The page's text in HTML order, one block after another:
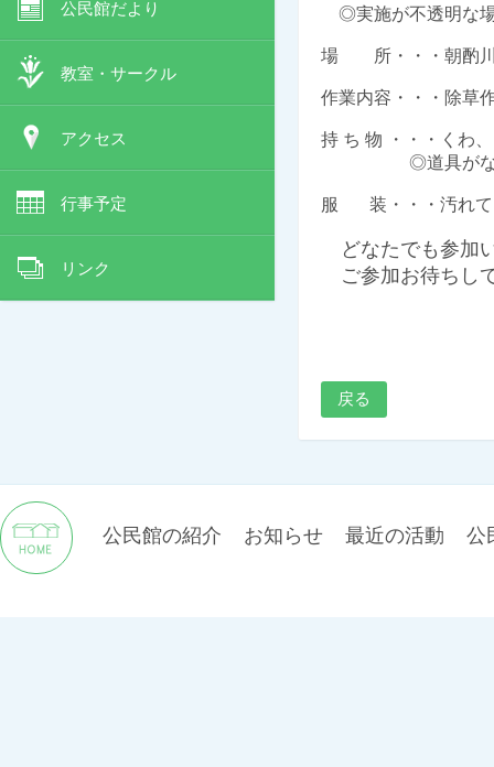
公民館だより
教室・サークル
アクセス
行事予定
リンク
◎実施が不透明な
場 所・・・朝酌川
作業内容・・・除草
持 ち 物 ・・・くわ、
◎道具がなくても
服 装・・・汚れて
どなたでも参加
ご参加お待ちし
戻る
公民館の紹介 お知らせ 最近の活動 公